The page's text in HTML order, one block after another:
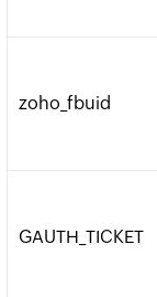
zoho_fbuid
GAUTH_TICKET